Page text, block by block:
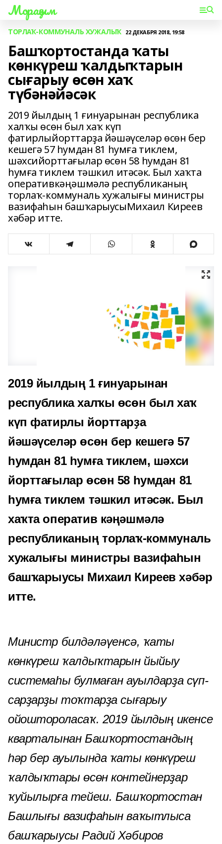
Мораҙым
ТОРЛАҠ-КОММУНАЛЬ ХУЖАЛЫҠ 22 ДЕКАБРЯ 2018, 19:58
Башҡортостанда ҡаты
көнкүреш ҡалдыҡтарын
сығарыу өсөн хаҡ
түбәнәйәсәк
2019 йылдың 1 ғинуарынан республика
халҡы өсөн был хаҡ күп
фатирлыйорттарҙа йәшәүселәр өсөн бер
кешегә 57 һумдан 81 һумға тиклем,
шәхсийорттағылар өсөн 58 һумдан 81
һумға тиклем тәшкил итәсәк. Был хаҡта
оперативкәңәшмәлә республиканың
торлаҡ-коммуналь хужалығы министры
вазифаһын башҡарыусыМихаил Киреев
хәбәр итте.
2019 йылдың 1 ғинуарынан
республика халҡы өсөн был хаҡ
күп фатирлы йорттарҙа
йәшәүселәр өсөн бер кешегә 57
һумдан 81 һумға тиклем, шәхси
йорттағылар өсөн 58 һумдан 81
һумға тиклем тәшкил итәсәк. Был
хаҡта оператив кәңәшмәлә
республиканың торлаҡ-коммуналь
хужалығы министры вазифаһын
башҡарыусы Михаил Киреев хәбәр
итте.
Министр билдәләүенсә, ҡаты
көнкүреш ҡалдыҡтарын йыйыу
системаһы булмаған ауылдарҙа сүп-
сарҙарҙы тоҡтарҙа сығарыу
ойоштороласаҡ. 2019 йылдың икенсе
кварталынан Башҡортостандың
һәр бер ауылында ҡаты көнкүреш
ҡалдыҡтары өсөн контейнерҙар
ҡуйылырға тейеш. Башҡортостан
Башлығы вазифаһын ваҡытлыса
башҡарыусы Радий Хәбиров